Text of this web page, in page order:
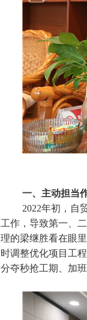
梁
一、主动担当
2022年初，自
工作，导致第一、
理的梁继胜看在眼
时调整优化项目工
分夺秒抢工期、加